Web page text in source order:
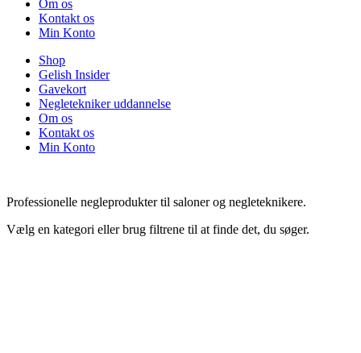
Om os
Kontakt os
Min Konto
Shop
Gelish Insider
Gavekort
Negletekniker uddannelse
Om os
Kontakt os
Min Konto
Professionelle negleprodukter til saloner og negleteknikere.
Vælg en kategori eller brug filtrene til at finde det, du søger.